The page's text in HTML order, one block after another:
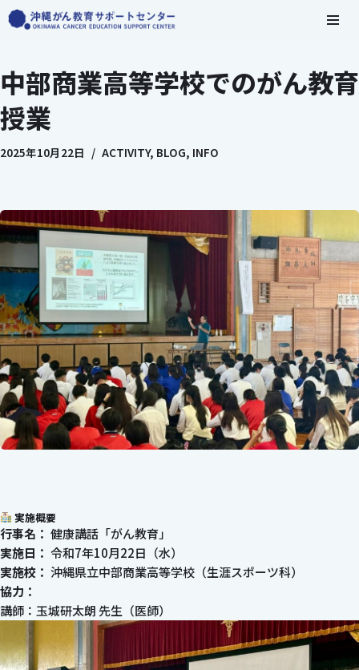
テ
ン
ツ
ス
中部商業高等学校でのがん教育
授業
2025年10月22日 ACTIVITY, BLOG, INFO
実施概要
行事名： 健康講話「がん教育」
実施日： 令和7年10月22日（水）
実施校： 沖縄県立中部商業高等学校（生涯スポーツ科）
協力：
講師：玉城研太朗 先生（医師）